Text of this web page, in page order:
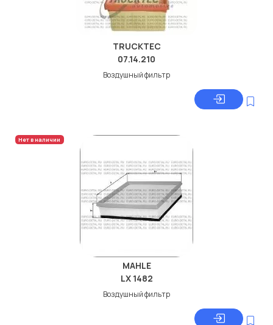
TRUCKTEC
07.14.210
Воздушный фильтр
Нет в наличии
MAHLE
LX 1482
Воздушный фильтр